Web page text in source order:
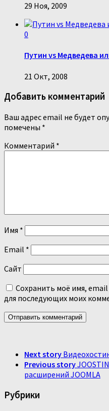
29 Ноя, 2009
0
Путин vs Медведева
21 Окт, 2008
Добавить комментарий
Ваш адрес email не будет
помечены *
Комментарий *
Имя *
Email *
Сайт
Сохранить моё имя, email
для последующих моих
Next story
Previous story
расширений JOOMLA
Рубрики